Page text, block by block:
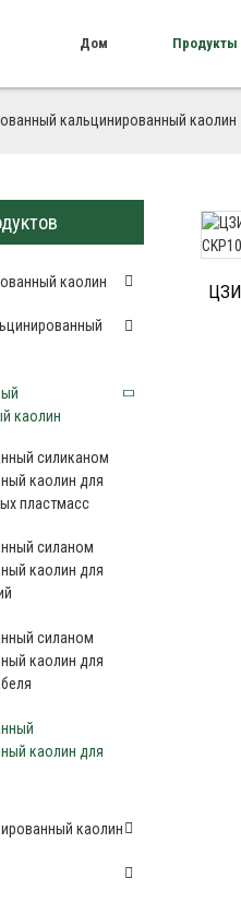
Дом Продукты
кальцинированный каолин
каолин
каолин
силиканом
каолин для
пластмасс
силаном
каолин для
силаном
каолин для
каолин для
каолин